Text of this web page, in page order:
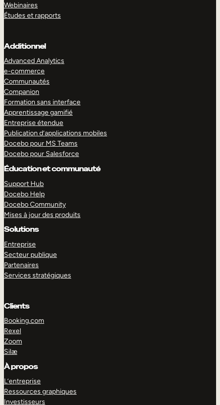
Webinaires
Études et rapports
Additionnel
Advanced Analytics
e-commerce
Communautés
Companion
Formation sans interface
Apprentissage gamifié
Entreprise étendue
Publication d’applications mobiles
Docebo pour MS Teams
Docebo pour Salesforce
Éducation et communauté
Support Hub
Docebo Help
Docebo Community
Mises à jour des produits
Solutions
Entreprise
Secteur publique
Partenaires
Services stratégiques
Clients
Booking.com
Rexel
Zoom
Silæ
À propos
L’entreprise
Ressources graphiques
Investisseurs